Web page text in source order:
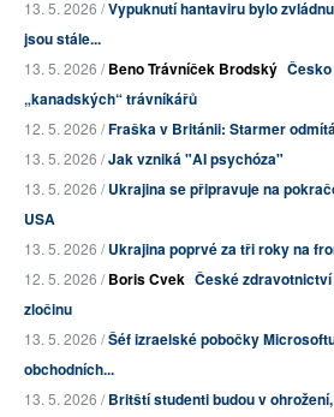
13. 5. 2026 /Vypuknutí hantaviru bylo
jsou stále...
13. 5. 2026 /Beno Trávníček Brodský
„kanadských“ trávníkářů
12. 5. 2026 /Fraška v Británii: Starmer
13. 5. 2026 /Jak vzniká "AI psychóza"
13. 5. 2026 /Ukrajina se připravuje na
USA
13. 5. 2026 /Ukrajina poprvé za tři roky na
12. 5. 2026 /Boris Cvek České
zločinu
13. 5. 2026 /Šéf izraelské pobočky
obchodních...
13. 5. 2026 /Britští studenti budou v